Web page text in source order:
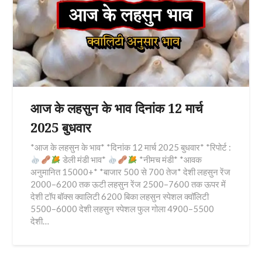
आज के लहसुन के भाव दिनांक 12 मार्च
2025 बुधवार
*आज के लहसुन के भाव* *दिनांक 12 मार्च 2025 बुधवार* *रिपोर्ट :
डेली मंडी भाव*
*नीमच मंडी* *आवक
अनुमानित 15000+* *बाजार 500 से 700 तेज* देशी लहसुन रेंज
2000–6200 तक ऊटी लहसुन रेंज 2500–7600 तक ऊपर में
देशी टॉप बॉक्स क्वालिटी 6200 बिका लहसुन स्पेशल क्वॉलिटी
5500–6000 देशी लहसुन स्पेशल फुल गोला 4900–5500
देशी…